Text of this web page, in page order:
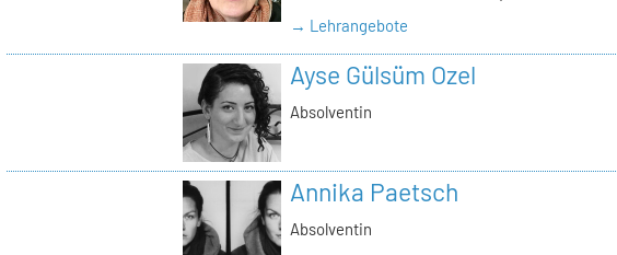
→ Lehrangebote
Ayse Gülsüm Ozel
Absolventin
Annika Paetsch
Absolventin